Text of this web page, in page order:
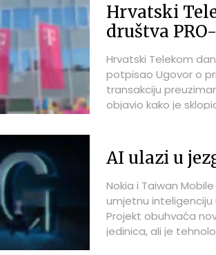
Hrvatski
društva
Hrvatski Telekom
potpisao Ugovor o
transakciju
objavio kako je
dobivena.
AI ulazi u
Nokia i Taiwan
umjetnu inteligenciju
Projekt obuhvaća
jedinica, ali je